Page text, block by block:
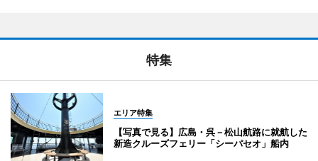
特集
エリア特集
【写真で見る】広島・呉－松山航路に就航した
新造クルーズフェリー「シーパセオ」船内